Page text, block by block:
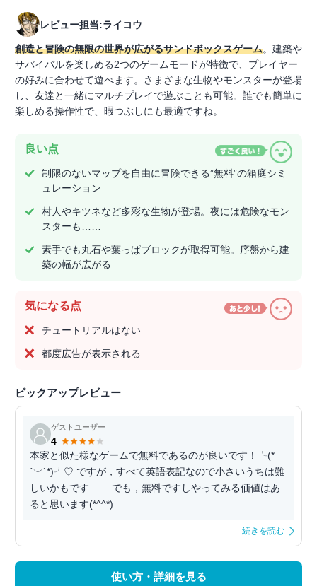
レビュー担当:ライコウ
創造と冒険の無限の世界が広がるサンドボックスゲーム。建築や
サバイバルを楽しめる2つのゲームモードが特徴で、プレイヤー
の好みに合わせて遊べます。さまざまな生物やモンスターが登場
し、友達と一緒にマルチプレイで遊ぶことも可能。誰でも簡単に
楽しめる操作性で、暇つぶしにも最適ですね。
良い点
制限のないマップを自由に冒険できる”無料”の箱庭シミ
ュレーション
村人やキツネなど多彩な生物が登場。夜には危険なモン
スターも……
素手でも丸石や葉っぱブロックが取得可能。序盤から建
築の幅が広がる
気になる点
チュートリアルはない
都度広告が表示される
ピックアップレビュー
ゲストユーザー
4
本家と似た様なゲームで無料であるのが良いです！╰(*
´︶`*)╯♡ ですが，すべて英語表記なので小さいうちは難
しいかもです…… でも，無料ですしやってみる価値はあ
ると思います(*^^*)
続きを読む
使い方・詳細を見る